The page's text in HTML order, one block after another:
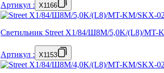
Артикул : X1166
Светильник Street X1/84/Ш8M/5,0K/(L8)/MT-
Артикул : X1153